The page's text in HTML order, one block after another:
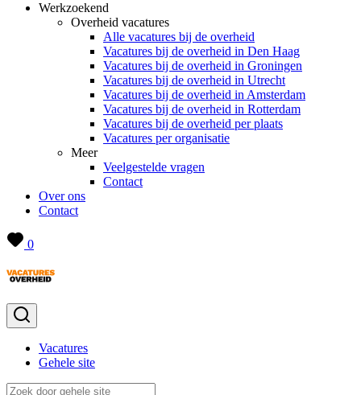
Werkzoekend
Overheid vacatures
Alle vacatures bij de overheid
Vacatures bij de overheid in Den Haag
Vacatures bij de overheid in Groningen
Vacatures bij de overheid in Utrecht
Vacatures bij de overheid in Amsterdam
Vacatures bij de overheid in Rotterdam
Vacatures bij de overheid per plaats
Vacatures per organisatie
Meer
Veelgestelde vragen
Contact
Over ons
Contact
0
Vacatures
Gehele site